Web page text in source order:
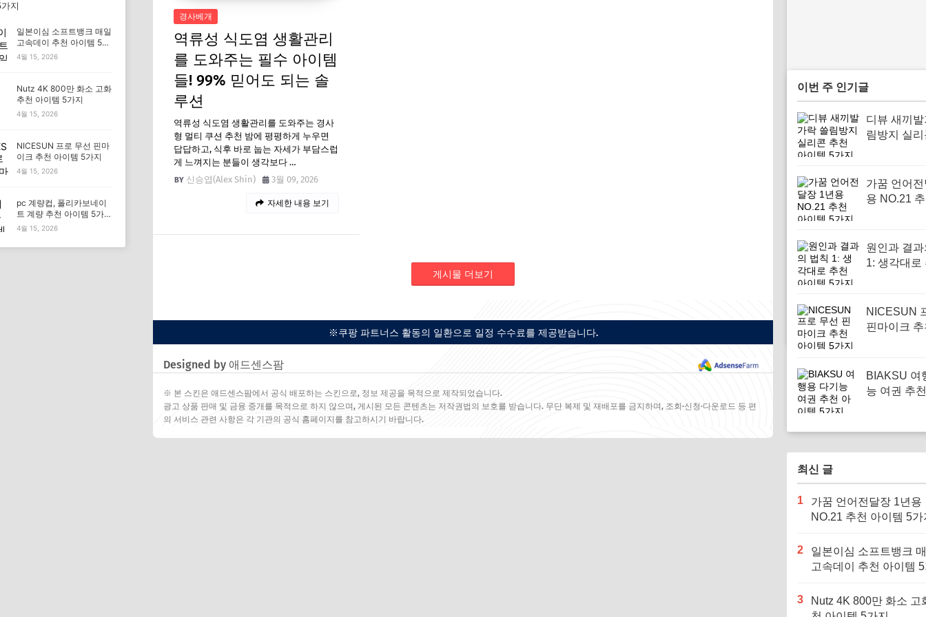
경사베개
역류성 식도염 생활관리
를 도와주는 필수 아이템
들! 99% 믿어도 되는 솔
루션
역류성 식도염 생활관리를 도와주는 경사
형 멀티 쿠션 추천 밤에 평평하게 누우면
답답하고, 식후 바로 눕는 자세가 부담스럽
게 느껴지는 분들이 생각보다 …
신승엽(Alex Shin)
3월 09, 2026
자세한 내용 보기
게시물 더보기
※쿠팡 파트너스 활동의 일환으로 일정 수수료를 제공받습니다.
Designed by 애드센스팜
※ 본 스킨은 애드센스팜에서 공식 배포하는 스킨으로, 정보 제공을 목적으로 제작되었습니다.
광고 상품 판매 및 금융 중개를 목적으로 하지 않으며, 게시된 모든 콘텐츠는 저작권법의 보호를 받습니다. 무단 복제 및 재배포를 금지하며, 조회·신청·다운로드 등 편
의 서비스 관련 사항은 각 기관의 공식 홈페이지를 참고하시기 바랍니다.
이번 주 인기글
디뷰 새끼
림방지 실
가꿈 언어
용 NO.21
원인과 결
1: 생각대로
NICESUN
핀마이크
BIAKSU 여
능 여권 추
최신 글
1
가꿈 언어전달장 1년용
NO.21 추천 아이템 5가
2
일본이심 소프트뱅크
고속데이 추천 아이템
3
Nutz 4K 800만 화소 고
지
일본이심 소프트뱅크 매일
고속데이 추천 아이템 5가
지
4월 15, 2026
Nutz 4K 800만 화소 고화
추천 아이템 5가지
4월 15, 2026
NICESUN 프로 무선 핀마
이크 추천 아이템 5가지
4월 15, 2026
pc 계량컵, 폴리카보네이
트 계량 추천 아이템 5가
지
4월 15, 2026